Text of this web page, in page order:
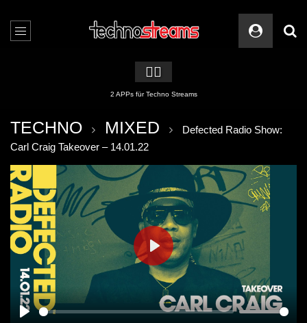
🏳️‍🌈
2 APPs für Techno Streams
TECHNO MIXED
Defected Radio Show:
Carl Craig Takeover – 14.01.22
PLAY